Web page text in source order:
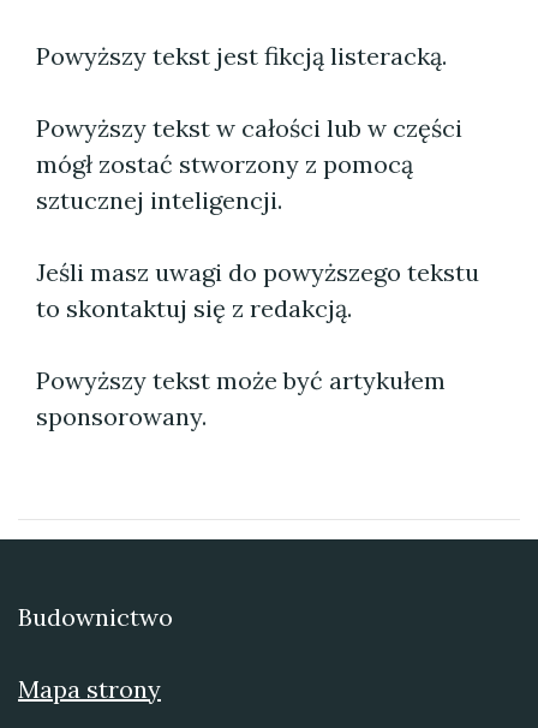
Powyższy tekst jest fikcją listeracką.
Powyższy tekst w całości lub w części
mógł zostać stworzony z pomocą
sztucznej inteligencji.
Jeśli masz uwagi do powyższego tekstu
to skontaktuj się z redakcją.
Powyższy tekst może być artykułem
sponsorowany.
Budownictwo
Mapa strony